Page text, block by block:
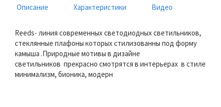
Описание Характеристики Видео
Reeds- линия современных светодиодных светильников,
стеклянные плафоны которых стилизованны под форму
камыша .Природные мотивы в дизайне
светильников прекрасно смотрятся в интерьерах в стиле
минимализм, бионика, модерн